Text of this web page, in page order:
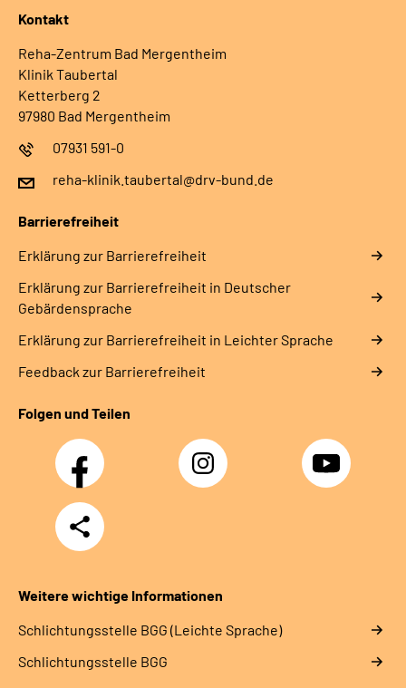
Kontakt
Reha-Zentrum Bad Mergentheim
Klinik Taubertal
Ketterberg 2
97980 Bad Mergentheim
07931 591-0
reha-klinik.taubertal@drv-bund.de
Barrierefreiheit
Erklärung zur Barrierefreiheit
Erklärung zur Barrierefreiheit in Deutscher
Gebärdensprache
Erklärung zur Barrierefreiheit in Leichter Sprache
Feedback zur Barrierefreiheit
Folgen und Teilen
Facebook Instagram YouTube
Teilen
Weitere wichtige Informationen
Schlich­tungs­stel­le BGG (Leichte Sprache)
Schlich­tungs­stel­le BGG